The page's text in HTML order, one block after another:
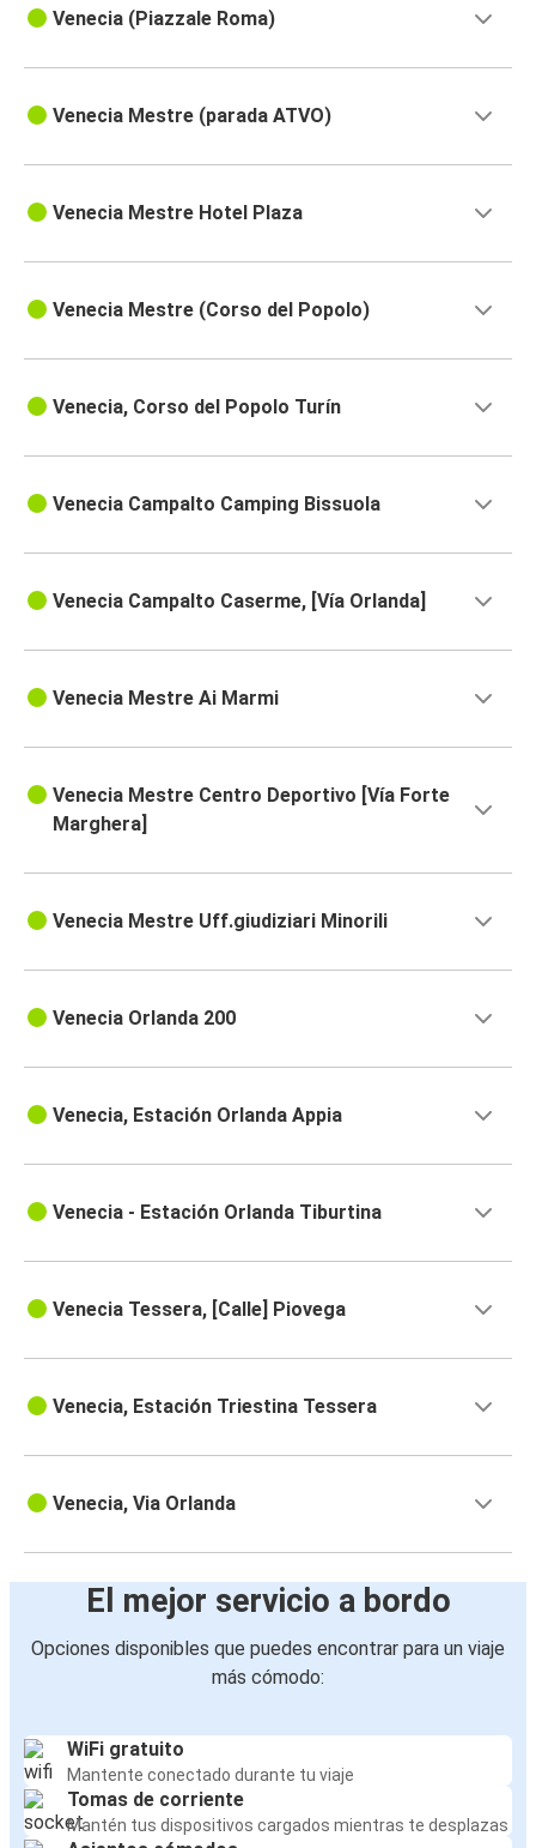
Venecia (Piazzale Roma)
Venecia Mestre (parada ATVO)
Venecia Mestre Hotel Plaza
Venecia Mestre (Corso del Popolo)
Venecia, Corso del Popolo Turín
Venecia Campalto Camping Bissuola
Venecia Campalto Caserme, [Vía Orlanda]
Venecia Mestre Ai Marmi
Venecia Mestre Centro Deportivo [Vía Forte
Marghera]
Venecia Mestre Uff.giudiziari Minorili
Venecia Orlanda 200
Venecia, Estación Orlanda Appia
Venecia - Estación Orlanda Tiburtina
Venecia Tessera, [Calle] Piovega
Venecia, Estación Triestina Tessera
Venecia, Via Orlanda
El mejor servicio a bordo
Opciones disponibles que puedes encontrar para un viaje
más cómodo:
WiFi gratuito
Mantente conectado durante tu viaje
Tomas de corriente
Mantén tus dispositivos cargados mientras te desplazas